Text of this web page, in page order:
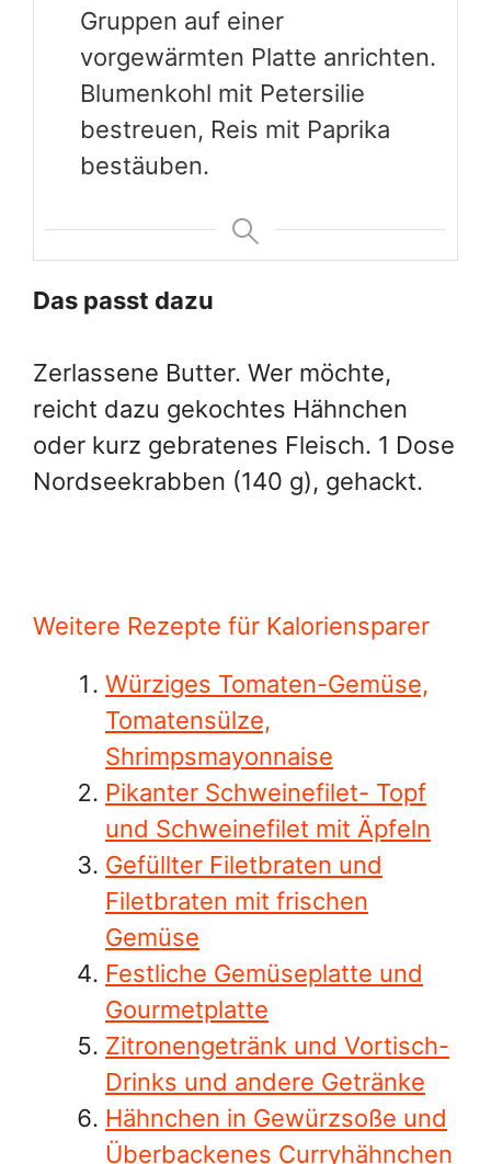
Gruppen auf einer
vorgewärmten Platte anrichten.
Blumenkohl mit Petersilie
bestreuen, Reis mit Paprika
bestäuben.
Das passt dazu
Zerlassene Butter. Wer möchte,
reicht dazu gekochtes Hähnchen
oder kurz gebratenes Fleisch. 1 Dose
Nordseekrabben (140 g), gehackt.
Weitere Rezepte für Kaloriensparer
Würziges Tomaten-Gemüse,
Tomatensülze,
Shrimpsmayonnaise
Pikanter Schweinefilet- Topf
und Schweinefilet mit Äpfeln
Gefüllter Filetbraten und
Filetbraten mit frischen
Gemüse
Festliche Gemüseplatte und
Gourmetplatte
Zitronengetränk und Vortisch-
Drinks und andere Getränke
Hähnchen in Gewürzsoße und
Überbackenes Curryhähnchen